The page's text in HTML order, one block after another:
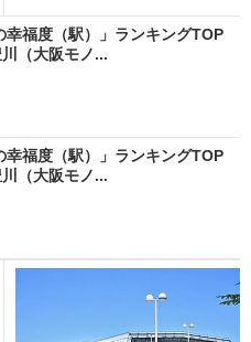
幸福度（駅）」ランキングTOP
（大阪モノ...
幸福度（駅）」ランキングTOP
（大阪モノ...